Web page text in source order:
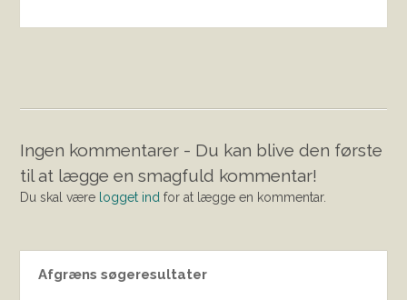
Ingen kommentarer - Du kan blive den første
til at lægge en smagfuld kommentar!
Du skal være logget ind for at lægge en kommentar.
Afgræns søgeresultater